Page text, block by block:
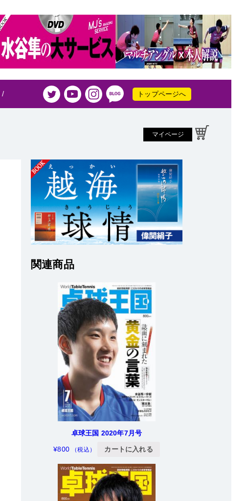
/ トップページへ
マイページ
関連商品
卓球王国 2020年7月号
¥800 （税込） カートに入れる